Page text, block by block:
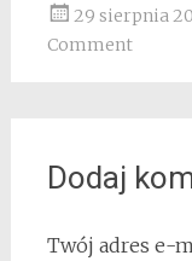
29 sierpnia
Comment
Dodaj
Twój adres e-